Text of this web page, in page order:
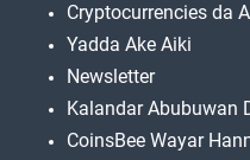
Cryptocurrencies da
Yadda Ake Aiki
Newsletter
Kalandar Abubuwan
CoinsBee Wayar